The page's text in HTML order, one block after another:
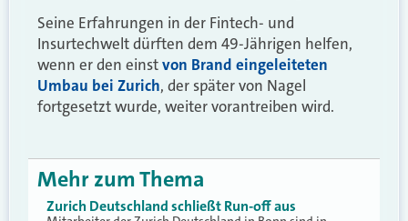
Seine Erfahrungen in der Fintech- und
Insurtechwelt dürften dem 49-Jährigen helfen,
wenn er den einstvon Brand eingeleiteten
Umbau bei Zurich, der später von Nagel
fortgesetzt wurde, weiter vorantreiben wird.
Mehr zum Thema
Zurich Deutschland schließt Run-off aus